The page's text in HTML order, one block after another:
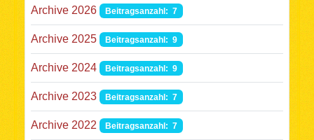
Archive 2026 Beitragsanzahl: 7
Archive 2025 Beitragsanzahl: 9
Archive 2024 Beitragsanzahl: 9
Archive 2023 Beitragsanzahl: 7
Archive 2022 Beitragsanzahl: 7